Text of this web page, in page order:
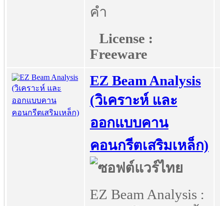
คำ
License :
Freeware
EZ Beam Analysis
(วิเคราะห์ และ
ออกแบบคาน
คอนกรีตเสริมเหล็ก)
EZ Beam Analysis :